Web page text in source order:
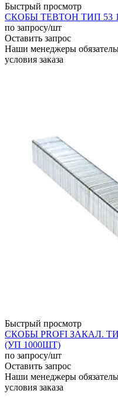
Быстрый просмотр
СКОБЫ ТЕВТОН ТИП 53
по запросу/шт
Оставить запрос
Наши менеджеры
условия заказа
Быстрый просмотр
СКОБЫ PROFI ЗАКАЛ.
(УП 1000ШТ)
по запросу/шт
Оставить запрос
Наши менеджеры
условия заказа